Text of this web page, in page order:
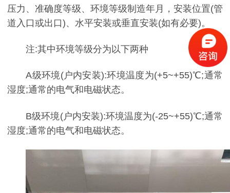
压力、准确度等级、环境等级制造年月，安装位置(管
道入口或出口)、水平安装或垂直安装(如有必要)。
注:其中环境等级分为以下两种
A级环境(户内安装):环境温度为(+5~+55)℃;通常
湿度;通常的电气和电磁状态。
B级环境(户内安装):环境温度为(-25~+55)℃;通常
湿度;通常的电气和电磁状态。